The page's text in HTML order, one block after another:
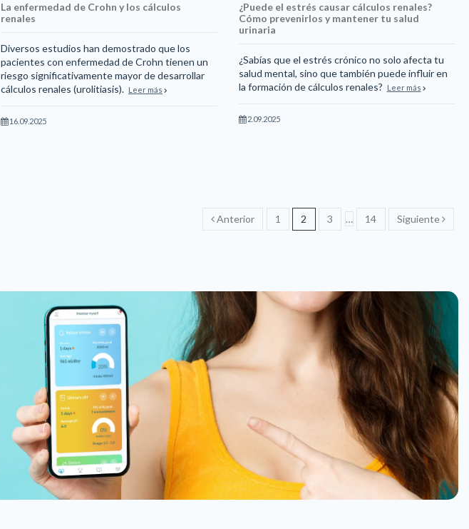
La enfermedad de Crohn y los cálculos
renales
Diversos estudios han demostrado que los
pacientes con enfermedad de Crohn tienen un
riesgo significativamente mayor de desarrollar
cálculos renales (urolitiasis). Leer más
16.09.2025
¿Puede el estrés causar cálculos renales?
Cómo prevenirlos y mantener tu salud
urinaria
¿Sabías que el estrés crónico no solo afecta tu
salud mental, sino que también puede influir en
la formación de cálculos renales?
Leer más
2.09.2025
Anterior 1 2 3 … 14 Siguiente